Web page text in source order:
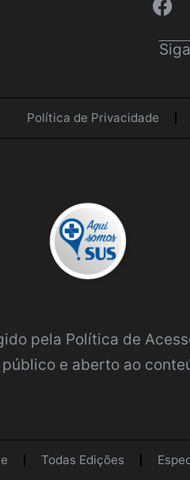
Política de Privacidade
pela Política de
e aberto ao
Todas Edições